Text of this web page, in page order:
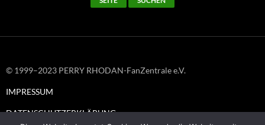
© 1999–2023 PERRY RHODAN-FanZentrale e.V.
IMPRESSUM
DATENSCHUTZERKLÄRUNG